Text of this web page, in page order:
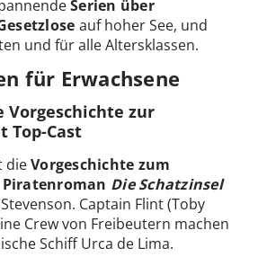
Serien über
auf hoher See, und
und für alle Altersklassen.
für Erwachsene
Vorgeschichte zur
Top-Cast
dieVorgeschichte zum
Die Schatzinsel
Captain Flint (Toby
Crew von Freibeutern machen
Schiff Urca de Lima.